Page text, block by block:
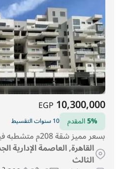
10,300,000
EGP
5%المقدم 10 سنوات التقسيط
بسعر مميز شقة 208م متشطبه فيو برج ايقوني
القاهرة, العاصمة الإدارية
الثالث